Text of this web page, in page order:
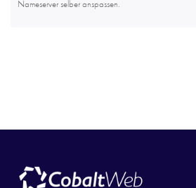
Nameserver selber anspassen.